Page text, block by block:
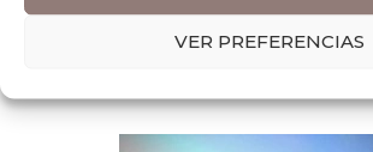
VER PREFERENCIAS